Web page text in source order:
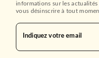
informations sur les
vous désinscrire à tout
Indiquez votre email